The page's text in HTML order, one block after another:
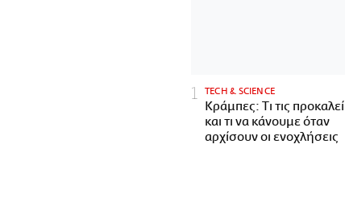
ΤECH & SCIENCE
Κράμπες: Τι τις προκαλεί
και τι να κάνουμε όταν
αρχίσουν οι ενοχλήσεις